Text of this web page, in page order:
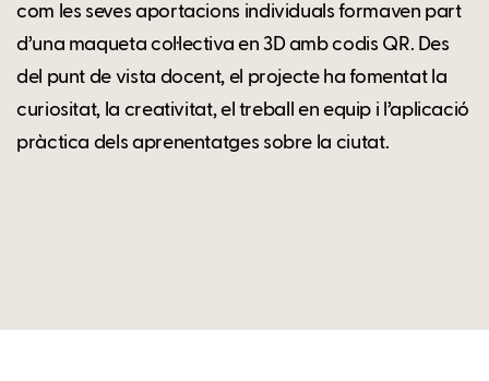
com les seves aportacions individuals formaven part
d’una maqueta col·lectiva en 3D amb codis QR. Des
del punt de vista docent, el projecte ha fomentat la
curiositat, la creativitat, el treball en equip i l’aplicació
pràctica dels aprenentatges sobre la ciutat.